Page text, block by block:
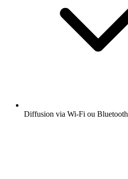
Diffusion via Wi-Fi ou Bluetooth